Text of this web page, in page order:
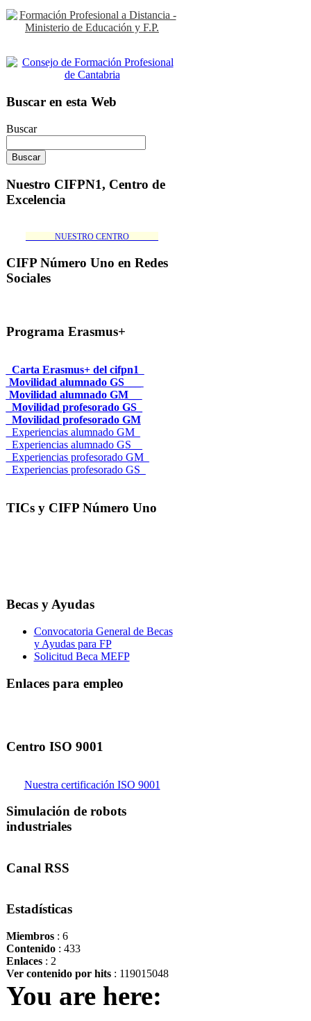
Buscar en esta Web
Buscar
Nuestro CIFPN1, Centro de
Excelencia
_______NUESTRO CENTRO_______
CIFP Número Uno en Redes
Sociales
Programa Erasmus+
_Carta Erasmus+ del cifpn1
Movilidad alumnado GS___
Movilidad alumnado GM__
_Movilidad profesorado GS_
_Movilidad profesorado GM
_Experiencias alumnado GM_
_Experiencias alumnado GS__
_Experiencias profesorado GM_
_Experiencias profesorado GS_
TICs y CIFP Número Uno
Becas y Ayudas
Convocatoria General de Becas
y Ayudas para FP
Solicitud Beca MEFP
Enlaces para empleo
Centro ISO 9001
Nuestra certificación ISO 9001
Simulación de robots
industriales
Canal RSS
Estadísticas
Miembros: 6
Contenido: 433
Enlaces: 2
Ver contenido por hits: 119015048
You are here: